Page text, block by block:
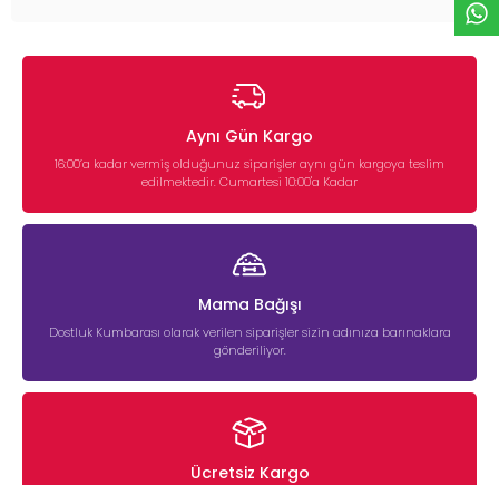
Aynı Gün Kargo
16:00’a kadar vermiş olduğunuz siparişler aynı gün kargoya teslim
edilmektedir. Cumartesi 10:00'a Kadar
Mama Bağışı
Dostluk Kumbarası olarak verilen siparişler sizin adınıza barınaklara
gönderiliyor.
Ücretsiz Kargo